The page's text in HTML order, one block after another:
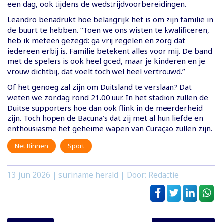
een dag, ook tijdens de wedstrijdvoorbereidingen.
Leandro benadrukt hoe belangrijk het is om zijn familie in
de buurt te hebben. “Toen we ons wisten te kwalificeren,
heb ik meteen gezegd: ga vrij regelen en zorg dat
iedereen erbij is. Familie betekent alles voor mij. De band
met de spelers is ook heel goed, maar je kinderen en je
vrouw dichtbij, dat voelt toch wel heel vertrouwd.”
Of het genoeg zal zijn om Duitsland te verslaan? Dat
weten we zondag rond 21.00 uur. In het stadion zullen de
Duitse supporters hoe dan ook flink in de meerderheid
zijn. Toch hopen de Bacuna’s dat zij met al hun liefde en
enthousiasme het geheime wapen van Curaçao zullen zijn.
Net Binnen Sport
13 jun 2026 | suriname herald | Door: Redactie